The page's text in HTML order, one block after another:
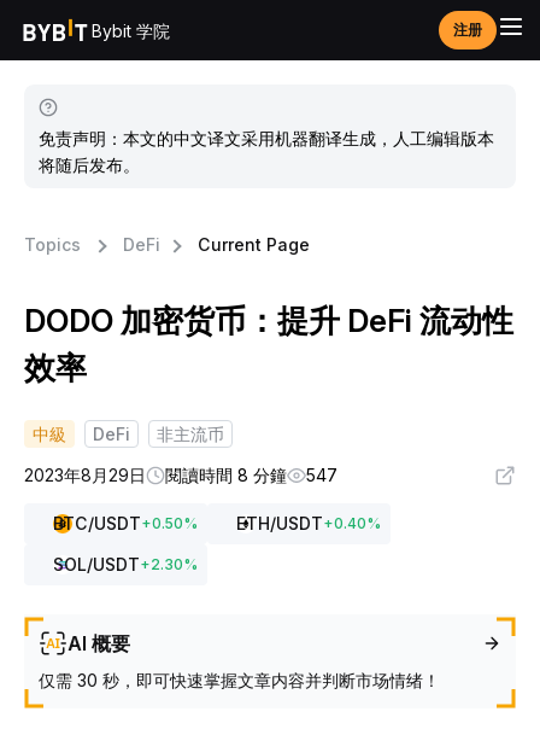
Bybit 学院 注册
免责声明：本文的中文译文采用机器翻译生成，人工编辑版本
将随后发布。
Topics DeFi Current Page
DODO 加密货币：提升 DeFi 流动性
效率
中級 DeFi
非主流币
2023年8月29日
閱讀時間 8 分鐘 547
BTC/USDT+0.50% ETH/USDT+0.40%
SOL/USDT+2.30%
AI 概要
仅需 30 秒，即可快速掌握文章内容并判断市场情绪！